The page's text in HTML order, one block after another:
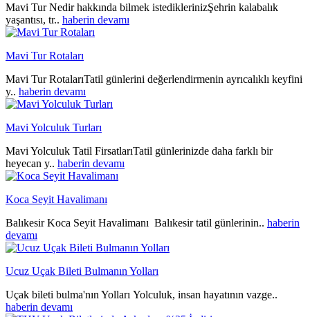
Mavi Tur Nedir hakkında bilmek istediklerinizŞehrin kalabalık
yaşantısı, tr.. haberin devamı
Mavi Tur Rotaları
Mavi Tur RotalarıTatil günlerini değerlendirmenin ayrıcalıklı keyfini
y.. haberin devamı
Mavi Yolculuk Turları
Mavi Yolculuk Tatil FirsatlarıTatil günlerinizde daha farklı bir
heyecan y.. haberin devamı
Koca Seyit Havalimanı
Balıkesir Koca Seyit Havalimanı Balıkesir tatil günlerinin.. haberin
devamı
Ucuz Uçak Bileti Bulmanın Yolları
Uçak bileti bulma'nın Yolları Yolculuk, insan hayatının vazge..
haberin devamı